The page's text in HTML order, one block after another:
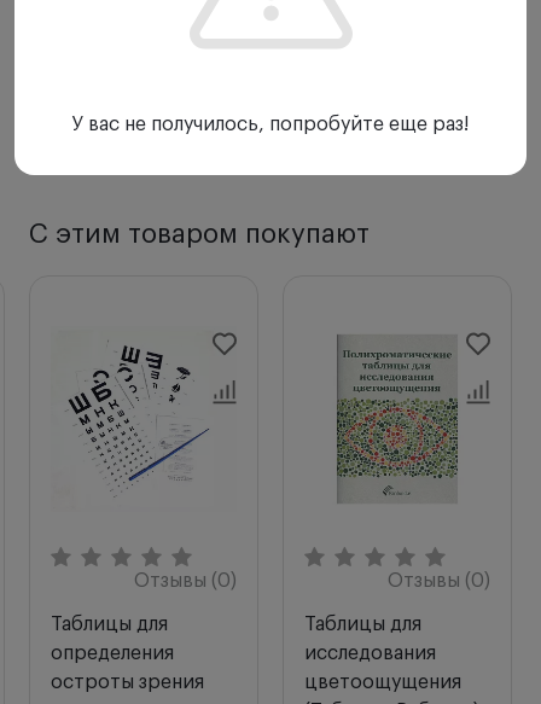
С этим товаром покупают
Отзывы (0)
Таблицы для
определения
остроты зрения
Отзывы (0)
Таблицы для
исследования
цветоощущения
У вас не получилось, попробуйте еще раз!